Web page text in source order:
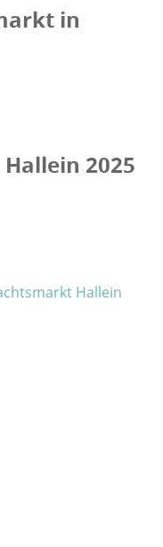
in
2025
Hallein